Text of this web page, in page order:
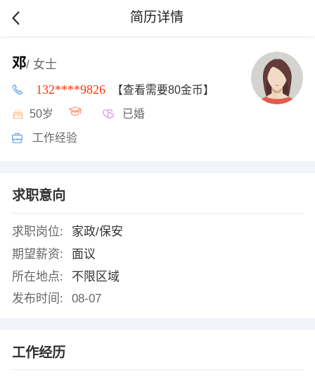
简历详情
邓/ 女士
132****9826 【查看需要80金币】
50岁 已婚
工作经验
求职意向
求职岗位:
家政/保安
期望薪资:
面议
所在地点:
不限区域
发布时间:
08-07
工作经历